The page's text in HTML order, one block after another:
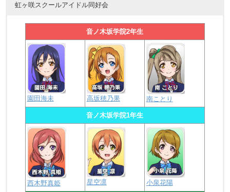
虹ヶ咲スクールアイドル同好会
音ノ木坂学院2年生
園田海未 高坂穂乃果 南ことり
音ノ木坂学院1年生
西木野真姫 星空凛 小泉花陽